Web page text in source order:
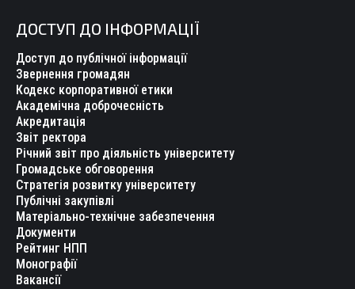
ДОСТУП ДО ІНФОРМАЦІЇ
Доступ до публічної інформації
Звернення громадян
Кодекс корпоративної етики
Академічна доброчесність
Акредитація
Звіт ректора
Річний звіт про діяльність університету
Громадське обговорення
Стратегія розвитку університету
Публічні закупівлі
Матеріально-технічне забезпечення
Документи
Рейтинг НПП
Монографії
Вакансії